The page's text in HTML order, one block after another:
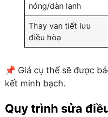
nóng/dàn lạnh
Thay van tiết lưu
điều hòa
📌 Giá cụ thể sẽ được
kết minh bạch.
Quy trình sửa